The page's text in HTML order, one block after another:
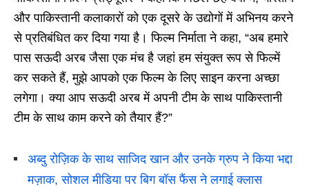
और पाकिस्तानी कलाकारों को एक दूसरे के उद्योगों में अभिनय करने
से प्रतिबंधित कर दिया गया है। फिल्म निर्माता ने कहा, “अब हमारे
पास सऊदी अरब जैसा एक मंच है जहां हम संयुक्त रूप से फिल्में
कर सकते हैं, मुझे आपको एक फिल्म के लिए साइन करना अच्छा
लगेगा। क्या आप सऊदी अरब में अपनी टीम के साथ पाकिस्तानी
टीम के साथ काम करने को तैयार हैं?”
अब्दु रोज़िक के साथ साजिद खान और उनके ग्रुप ने किया भद्दा
मज़ाक, सोशल मीडिया पर बिग बॉस फैंस ने लगाई क्लास